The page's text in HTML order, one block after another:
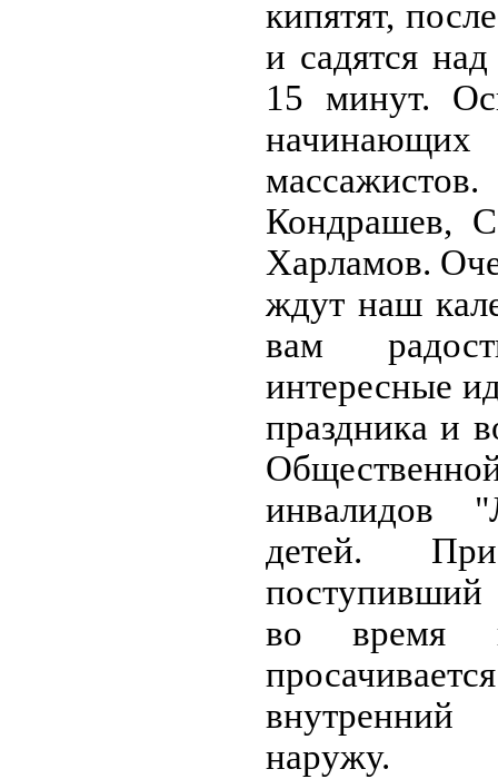
кипятят,
и садятся
15 минут.
Кондрашев,
Харламов.
ждут наш
вам
интересные
праздника и
инвалидов
детей.
во время
наружу.